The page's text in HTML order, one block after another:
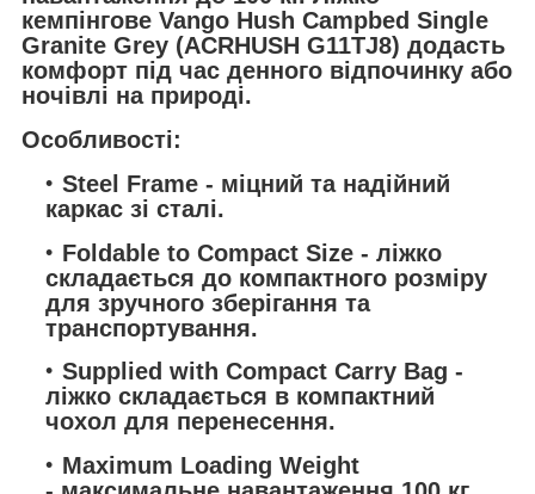
кемпінгове Vango Hush Campbed Single
Granite Grey (ACRHUSH G11TJ8) додасть
комфорт під час денного відпочинку або
ночівлі на природі.
Особливості:
Steel Frame - міцний та надійний
каркас зі сталі.
Foldable to Compact Size - ліжко
складається до компактного розміру
для зручного зберігання та
транспортування.
Supplied with Compact Carry Bag -
ліжко складається в компактний
чохол для перенесення.
Maximum Loading Weight